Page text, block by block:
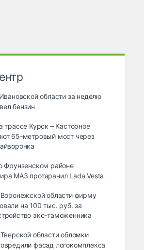
области за неделю
бензин
трассе Курск – Касторное
65-метровый мост через
Фрунзенском районе
МАЗ протаранил Lada Vesta
области фирму
на 100 тыс. руб. за
экс-таможенника
области обломки
фасад логокомплекса